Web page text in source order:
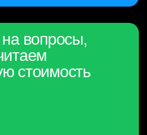
вопросы,
стоимость